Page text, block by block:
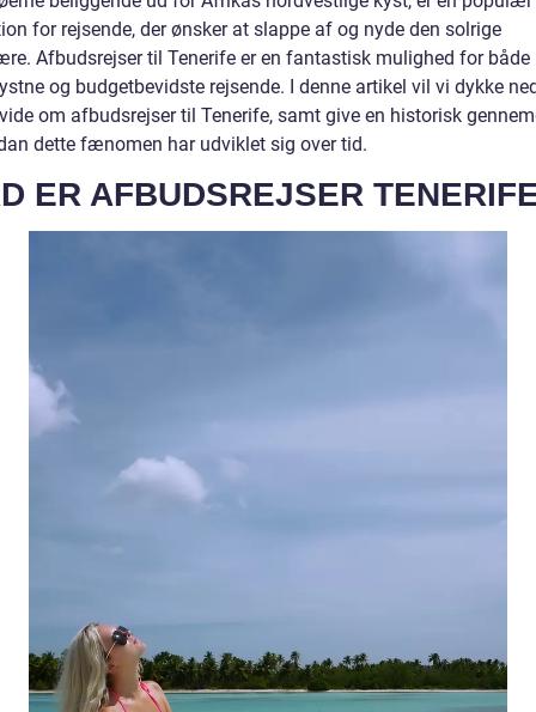
for rejsende, der ønsker at slappe af og nyde den solrige
Afbudsrejser til Tenerife er en fantastisk mulighed for både
og budgetbevidste rejsende. I denne artikel vil vi dykke
om afbudsrejser til Tenerife, samt give en historisk
dette fænomen har udviklet sig over tid.
ER AFBUDSREJSER